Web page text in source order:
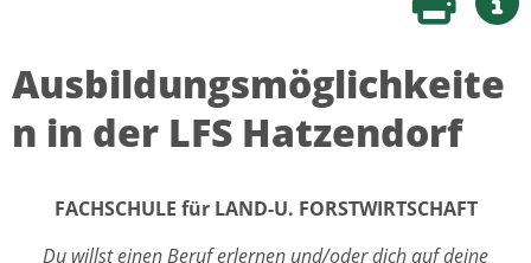
Seite
Ausbildungsmöglichkeite
n in der LFS Hatzendorf
FACHSCHULE für LAND-U. FORSTWIRTSCHAFT
Du willst einen Beruf erlernen und/oder dich auf deine